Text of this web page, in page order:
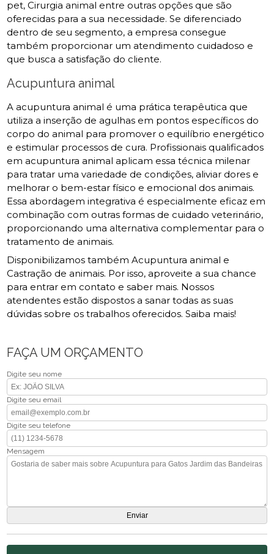
pet, Cirurgia animal entre outras opções que são
oferecidas para a sua necessidade. Se diferenciado
dentro de seu segmento, a empresa consegue
também proporcionar um atendimento cuidadoso e
que busca a satisfação do cliente.
Acupuntura animal
A acupuntura animal é uma prática terapêutica que
utiliza a inserção de agulhas em pontos específicos do
corpo do animal para promover o equilíbrio energético
e estimular processos de cura. Profissionais qualificados
em acupuntura animal aplicam essa técnica milenar
para tratar uma variedade de condições, aliviar dores e
melhorar o bem-estar físico e emocional dos animais.
Essa abordagem integrativa é especialmente eficaz em
combinação com outras formas de cuidado veterinário,
proporcionando uma alternativa complementar para o
tratamento de animais.
Disponibilizamos também Acupuntura animal e
Castração de animais. Por isso, aproveite a sua chance
para entrar em contato e saber mais. Nossos
atendentes estão dispostos a sanar todas as suas
dúvidas sobre os trabalhos oferecidos. Saiba mais!
FAÇA UM ORÇAMENTO
Digite seu nome
Digite seu email
Digite seu telefone
Mensagem